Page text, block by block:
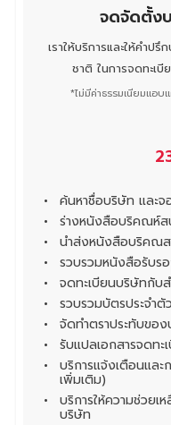
จดจัดตั้ง
เราให้บริการและให้คำป
ชาติ ในการจดทะเ
*ไม่มีค่าธรรมเนียมแอบ
ค้นหาชื่อบริษัท และ
ร่างหนังสือบริคณห์ส
นำส่งหนังสือบริคณ
รวบรวมหนังสือรับร
จดทะเบียนบริษัทกับ
รวบรวมบัตรประจำตั
จัดทำตราประทับขอ
รับแปลเอกสารจดท
บริการแจ้งเตือนแล
เพิ่มเติม)
บริการให้ความช่วยเ
บริษัท